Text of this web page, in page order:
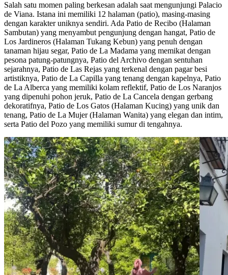
Salah satu momen paling berkesan adalah saat mengunjungi Palacio
de Viana. Istana ini memiliki 12 halaman (patio), masing-masing
dengan karakter uniknya sendiri. Ada Patio de Recibo (Halaman
Sambutan) yang menyambut pengunjung dengan hangat, Patio de
Los Jardineros (Halaman Tukang Kebun) yang penuh dengan
tanaman hijau segar, Patio de La Madama yang memikat dengan
pesona patung-patungnya, Patio del Archivo dengan sentuhan
sejarahnya, Patio de Las Rejas yang terkenal dengan pagar besi
artistiknya, Patio de La Capilla yang tenang dengan kapelnya, Patio
de La Alberca yang memiliki kolam reflektif, Patio de Los Naranjos
yang dipenuhi pohon jeruk, Patio de La Cancela dengan gerbang
dekoratifnya, Patio de Los Gatos (Halaman Kucing) yang unik dan
tenang, Patio de La Mujer (Halaman Wanita) yang elegan dan intim,
serta Patio del Pozo yang memiliki sumur di tengahnya.